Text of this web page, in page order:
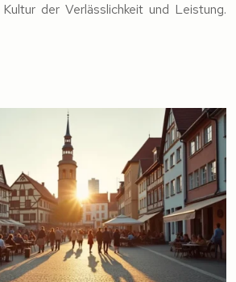
der Verlässlichkeit und Leistung.